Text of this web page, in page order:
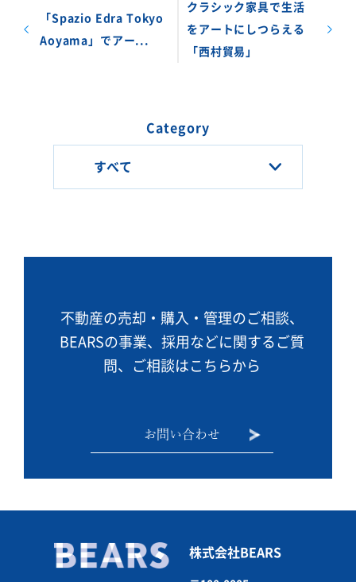
「Spazio Edra Tokyo
Aoyama」でアー...
クラシック家具で生活
をアートにしつらえる
「西村貿易」
Category
不動産の売却・購入・管理のご相談、
BEARSの事業、 採用などに関するご質
問、ご相談はこちらから
お問い合わせ
株式会社BEARS